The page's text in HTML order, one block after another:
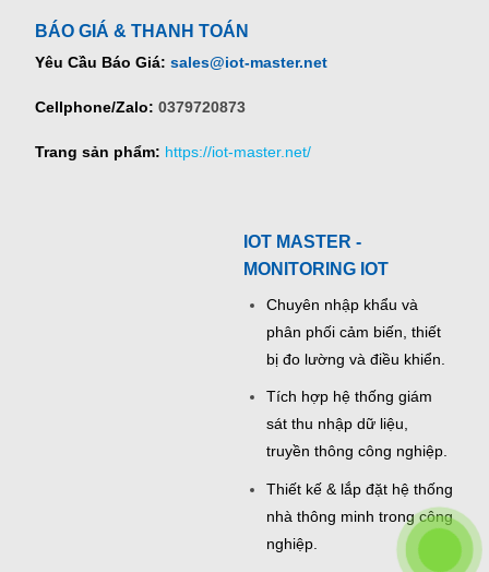
BÁO GIÁ & THANH TOÁN
Yêu Cầu Báo Giá: sales@iot-master.net
Cellphone/Zalo: 0379720873
Trang sản phẩm: https://iot-master.net/
IOT MASTER -
MONITORING IOT
Chuyên nhập khẩu và
phân phối cảm biến, thiết
bị đo lường và điều khiển.
Tích hợp hệ thống giám
sát thu nhập dữ liệu,
truyền thông công nghiệp.
Thiết kế & lắp đặt hệ thống
nhà thông minh trong công
nghiệp.